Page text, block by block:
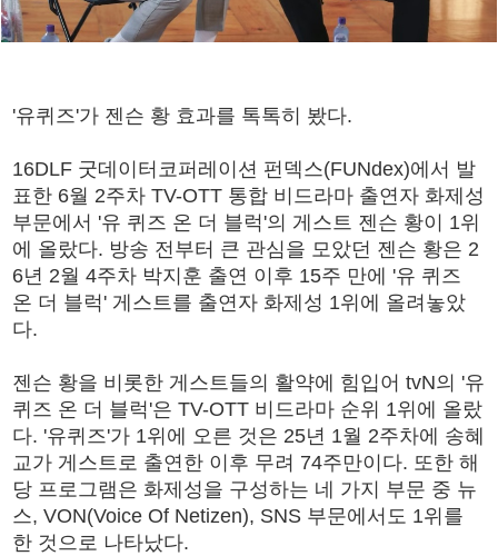
'유퀴즈'가 젠슨 황 효과를 톡톡히 봤다.
16DLF 굿데이터코퍼레이션 펀덱스(FUNdex)에서 발
표한 6월 2주차 TV-OTT 통합 비드라마 출연자 화제성
부문에서 '유 퀴즈 온 더 블럭'의 게스트 젠슨 황이 1위
에 올랐다. 방송 전부터 큰 관심을 모았던 젠슨 황은 2
6년 2월 4주차 박지훈 출연 이후 15주 만에 '유 퀴즈
온 더 블럭' 게스트를 출연자 화제성 1위에 올려놓았
다.
젠슨 황을 비롯한 게스트들의 활약에 힘입어 tvN의 '유
퀴즈 온 더 블럭'은 TV-OTT 비드라마 순위 1위에 올랐
다. '유퀴즈'가 1위에 오른 것은 25년 1월 2주차에 송혜
교가 게스트로 출연한 이후 무려 74주만이다. 또한 해
당 프로그램은 화제성을 구성하는 네 가지 부문 중 뉴
스, VON(Voice Of Netizen), SNS 부문에서도 1위를
한 것으로 나타났다.